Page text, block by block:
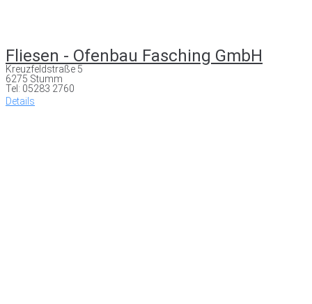
Fliesen - Ofenbau Fasching GmbH
Kreuzfeldstraße 5
6275 Stumm
Tel: 05283 2760
Details